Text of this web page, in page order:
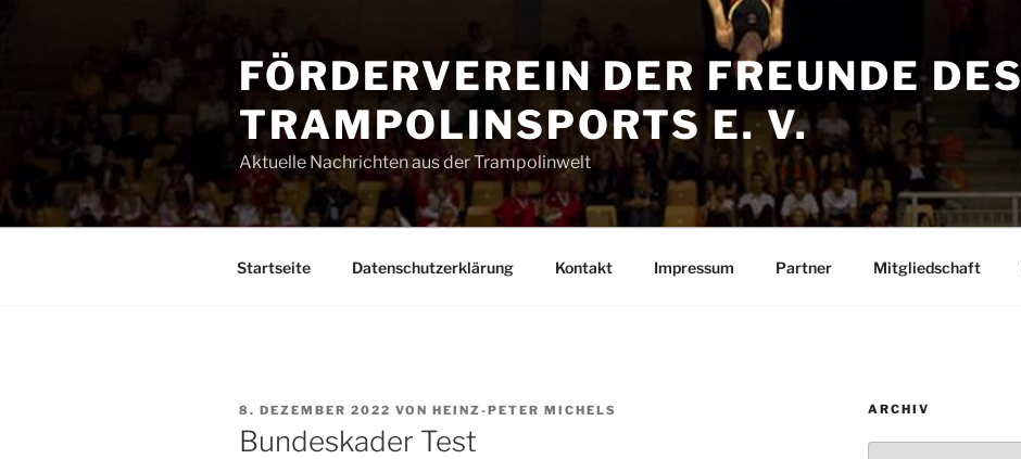
FÖRDERVEREIN DER FREUNDE DES
TRAMPOLINSPORTS E. V.
Aktuelle Nachrichten aus der Trampolinwelt
Startseite Datenschutzerklärung Kontakt Impressum Partner Mitgliedschaft
VERÖFFENTLICHT
AM
8. DEZEMBER 2022 VON HEINZ-PETER MICHELS
Bundeskader Test
ARCHIV